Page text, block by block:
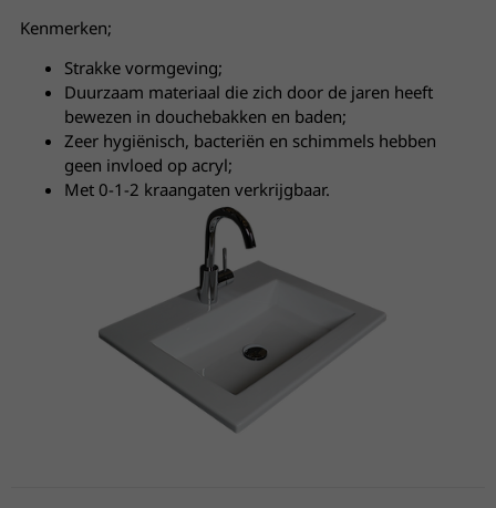
Kenmerken;
Strakke vormgeving;
Duurzaam materiaal die zich door de jaren heeft
bewezen in douchebakken en baden;
Zeer hygiënisch, bacteriën en schimmels hebben
geen invloed op acryl;
Met 0-1-2 kraangaten verkrijgbaar.